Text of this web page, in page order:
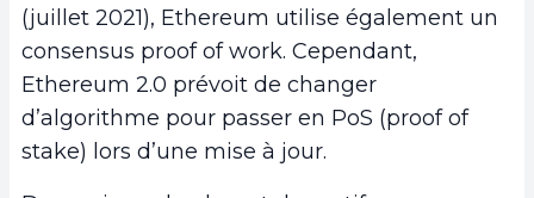
(juillet 2021), Ethereum utilise également un
consensus proof of work. Cependant,
Ethereum 2.0 prévoit de changer
d’algorithme pour passer en PoS (proof of
stake) lors d’une mise à jour.